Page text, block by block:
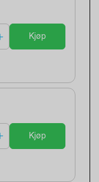
Kjøp
Kjøp